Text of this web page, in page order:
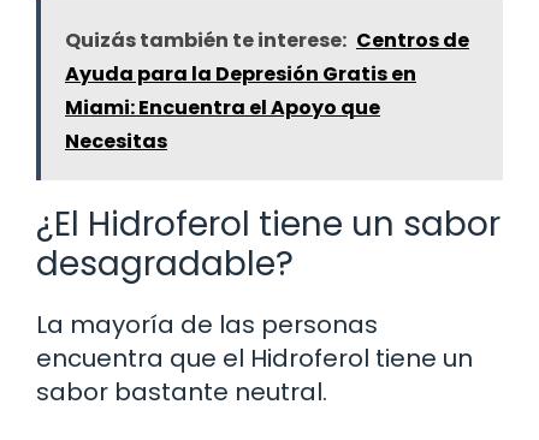
Quizás también te interese: Centros de
Ayuda para la Depresión Gratis en
Miami: Encuentra el Apoyo que
Necesitas
¿El Hidroferol tiene un sabor
desagradable?
La mayoría de las personas
encuentra que el Hidroferol tiene un
sabor bastante neutral.